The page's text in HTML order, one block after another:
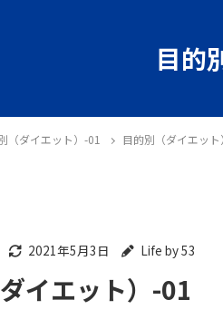
目的
（ダイエット）-01 目的別（ダイエット
2021年5月3日 Life by 53
イエット）-01